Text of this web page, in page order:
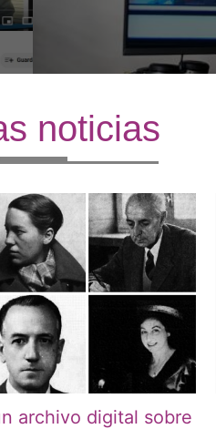
noticias
archivo digital sobre